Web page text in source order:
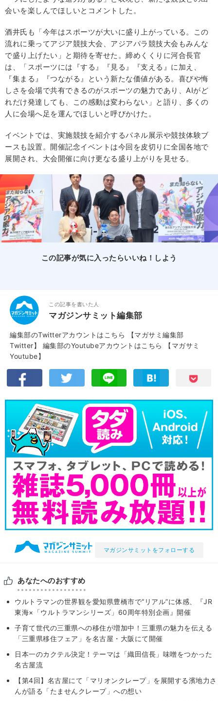
会いを楽しんでほしいとコメントした。
酒井氏も「今年はスポーツが大いに盛り上がっている。この
流れに乗ってアジア競技大会、アジアパラ競技大会もみんな
で盛り上げたい」と期待を寄せた。締めくくりに河合長官
は、「スポーツには『する』『見る』『支える』に加え、
『集まる』『つながる』という新たな価値がある。喜びや悔
しさを会場で共有できるのがスポーツの魅力であり、AIがど
れだけ発達しても、この感動は変わらない」と語り、多くの
人に会場へ足を運んでほしいと呼びかけた。
イベントでは、実施競技を紹介するパネル展示や競技体験ブ
ースも設置。開催記念イベントは今回を皮切りに全国各地で
展開され、大会開催に向け更なる盛り上がりを見せる。
この記事が気に入ったらいいね！しよう
この記事を書いた人
マガジンサミット編集部
編集部のTwitterアカウントはこちら
【マガサミ編集部
Twitter】
編集部のYoutubeアカウントはこちら
【マガサミ
Youtube】
マガジンサミットをフォローする
あなたへのおすすめ
ウルトラマンの世界観を愛知県豊橋市で“リアル”に体感、『JR
東海×「ウルトラマンシリーズ」60周年特別企画』開催
子育て世代の三重県への移住が増加中！三重県の魅力を伝える
「三重県移住フェア」を名古屋・大阪にて開催
日本一のカクテル決定！テーマは「織田信長」味噌をつかった
名古屋流
【第4回】名古屋にて「マリオンクレープ」を展開する濱地力さ
んが語る「たませんクレープ」への想い